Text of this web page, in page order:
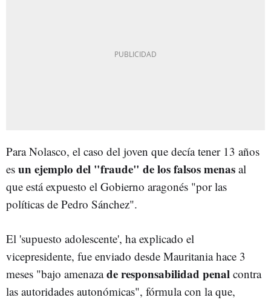
Para Nolasco, el caso del joven que decía tener 13 años
es un ejemplo del "fraude" de los falsos menas al
que está expuesto el Gobierno aragonés "por las
políticas de Pedro Sánchez".
El 'supuesto adolescente', ha explicado el
vicepresidente, fue enviado desde Mauritania hace 3
meses "bajo amenazade responsabilidad penal contra
las autoridades autonómicas", fórmula con la que,